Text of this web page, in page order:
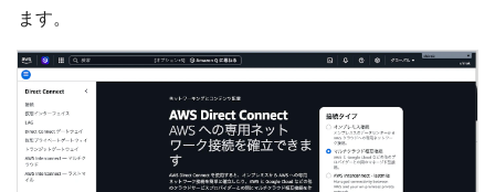
ます。